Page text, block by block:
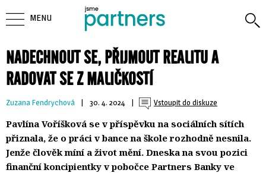
NADECHNOUT SE, PŘIJMOUT REALITU A
RADOVAT SE Z MALIČKOSTÍ
Zuzana Fendrychová | 30. 4. 2024 | Vstoupit do diskuze
Pavlína Voříšková se v příspěvku na sociálních sítích
přiznala, že o práci v bance na škole rozhodně nesnila.
Jenže člověk míní a život mění. Dneska na svou pozici
finanční koncipientky v pobočce Partners Banky ve
MENU